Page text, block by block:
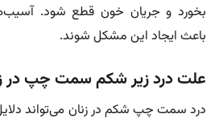
بخورد و جریان خون قطع شود.
باعث ایجاد این مشکل شوند.
علت درد زیر شکم سمت چپ در
درد سمت چپ شکم در زنان می‌تواند